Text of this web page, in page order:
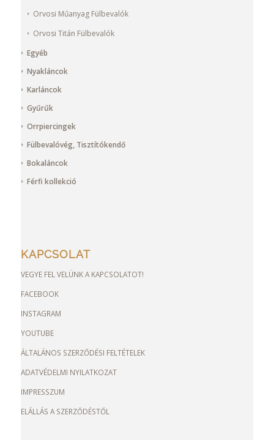
Orvosi Műanyag Fülbevalók
Orvosi Titán Fülbevalók
Egyéb
Nyakláncok
Karláncok
Gyűrűk
Orrpiercingek
Fülbevalóvég, Tisztítókendő
Bokaláncok
Férfi kollekció
KAPCSOLAT
VEGYE FEL VELÜNK A KAPCSOLATOT!
FACEBOOK
INSTAGRAM
YOUTUBE
ÁLTALÁNOS SZERZŐDÉSI FELTÉTELEK
ADATVÉDELMI NYILATKOZAT
IMPRESSZUM
ELÁLLÁS A SZERZŐDÉSTŐL